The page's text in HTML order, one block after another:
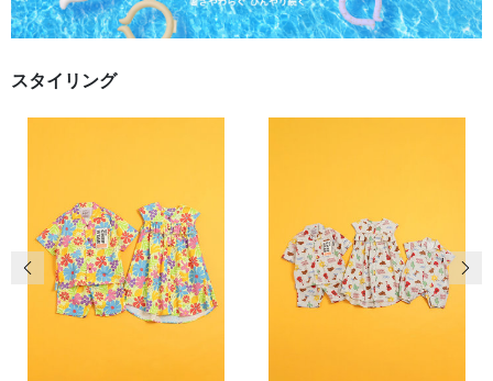
スタイリング
前の画像 次